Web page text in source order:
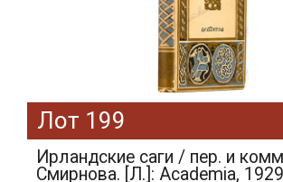
Лот 199
Ирландские саги / пер. и
Смирнова. [Л.]: Academia,